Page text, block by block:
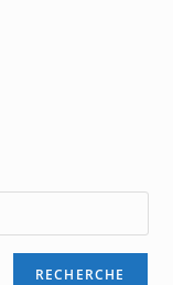
RECHERCHE